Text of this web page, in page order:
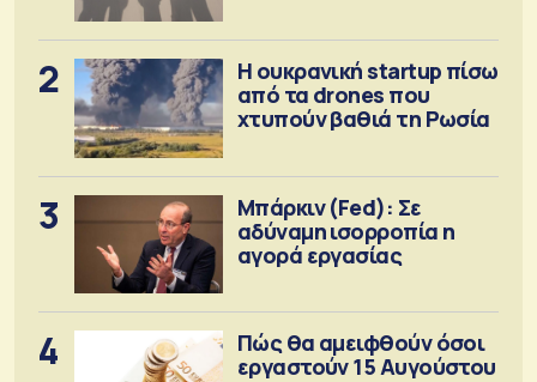
2
Η ουκρανική startup πίσω
από τα drones που
χτυπούν βαθιά τη Ρωσία
3
Μπάρκιν (Fed): Σε
αδύναμη ισορροπία η
αγορά εργασίας
4
Πώς θα αμειφθούν όσοι
εργαστούν 15 Αυγούστου